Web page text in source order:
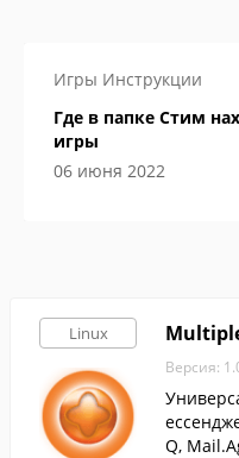
Игры Инструкции
Где в папке Стим
игры
06 июня 2022
Linux
Версия:
Q,